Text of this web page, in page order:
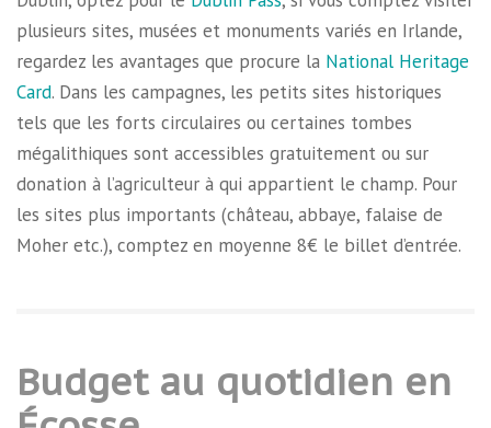
plusieurs sites, musées et monuments variés en Irlande,
regardez les avantages que procure la National Heritage
Card. Dans les campagnes, les petits sites historiques
tels que les forts circulaires ou certaines tombes
mégalithiques sont accessibles gratuitement ou sur
donation à l’agriculteur à qui appartient le champ. Pour
les sites plus importants (château, abbaye, falaise de
Moher etc.), comptez en moyenne 8€ le billet d’entrée.
Budget au quotidien en